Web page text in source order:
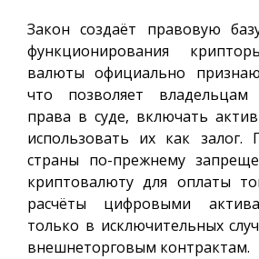
Закон создаёт правовую
функционирования
валюты официально
что позволяет
права в суде, включать
использовать их как залог.
страны по-прежнему
криптовалюту для оплаты
расчёты цифровыми
только в исключительных
внешнеторговым контрактам.